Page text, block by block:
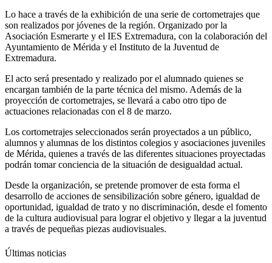
Lo hace a través de la exhibición de una serie de cortometrajes que
son realizados por jóvenes de la región. Organizado por la
Asociación Esmerarte y el IES Extremadura, con la colaboración del
Ayuntamiento de Mérida y el Instituto de la Juventud de
Extremadura.
El acto será presentado y realizado por el alumnado quienes se
encargan también de la parte técnica del mismo. Además de la
proyección de cortometrajes, se llevará a cabo otro tipo de
actuaciones relacionadas con el 8 de marzo.
Los cortometrajes seleccionados serán proyectados a un público,
alumnos y alumnas de los distintos colegios y asociaciones juveniles
de Mérida, quienes a través de las diferentes situaciones proyectadas
podrán tomar conciencia de la situación de desigualdad actual.
Desde la organización, se pretende promover de esta forma el
desarrollo de acciones de sensibilización sobre género, igualdad de
oportunidad, igualdad de trato y no discriminación, desde el fomento
de la cultura audiovisual para lograr el objetivo y llegar a la juventud
a través de pequeñas piezas audiovisuales.
Últimas noticias